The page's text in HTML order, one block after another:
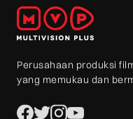
Perusahaan produksi
yang memukau dan